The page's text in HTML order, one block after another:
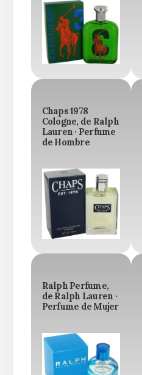
Chaps 1978
Cologne, de Ralph
Lauren · Perfume
de Hombre
Ralph Perfume,
de Ralph Lauren ·
Perfume de Mujer